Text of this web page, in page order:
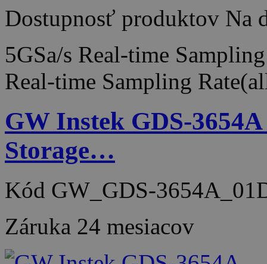
Dostupnosť produktov Na
5GSa/s Real-time
Real-time Sampling
GW Instek GDS-
Storage…
Kód GW_GDS-
Záruka 24 mesiacov